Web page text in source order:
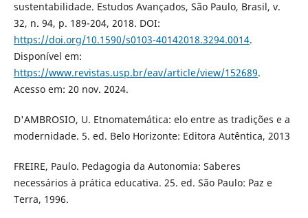
sustentabilidade. Estudos Avançados, São Paulo, Brasil, v.
32, n. 94, p. 189-204, 2018. DOI:
https://doi.org/10.1590/s0103-40142018.3294.0014.
Disponível em:
https://www.revistas.usp.br/eav/article/view/152689.
Acesso em: 20 nov. 2024.
D'AMBROSIO, U. Etnomatemática: elo entre as tradições e a
modernidade. 5. ed. Belo Horizonte: Editora Autêntica, 2013
FREIRE, Paulo. Pedagogia da Autonomia: Saberes
necessários à prática educativa. 25. ed. São Paulo: Paz e
Terra, 1996.